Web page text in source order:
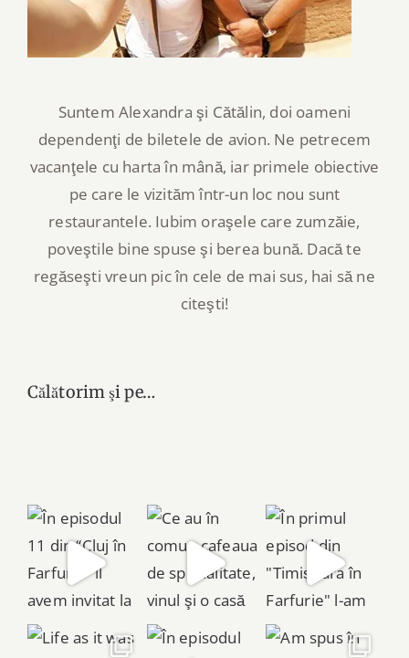
Suntem Alexandra şi Cătălin, doi oameni
dependenţi de biletele de avion. Ne petrecem
vacanţele cu harta în mână, iar primele obiective
pe care le vizităm într-un loc nou sunt
restaurantele. Iubim oraşele care zumzăie,
poveştile bine spuse şi berea bună. Dacă te
regăseşti vreun pic în cele de mai sus, hai să ne
citeşti!
Călătorim şi pe…